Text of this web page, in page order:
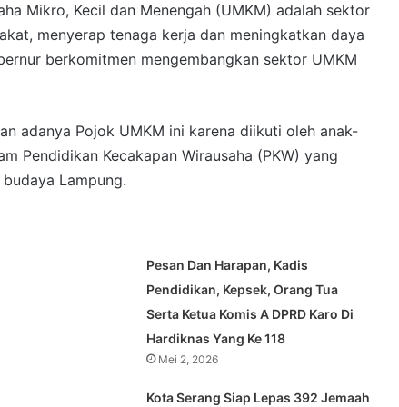
Mikro, Kecil dan Menengah (UMKM) adalah sektor
menyerap tenaga kerja dan meningkatkan daya
berkomitmen mengembangkan sektor UMKM
adanya Pojok UMKM ini karena diikuti oleh anak-
Pendidikan Kecakapan Wirausaha (PKW) yang
Lampung.
Pesan Dan Harapan, Kadis
Pendidikan, Kepsek, Orang Tua
Serta Ketua Komis A DPRD Karo Di
Hardiknas Yang Ke 118
Mei 2, 2026
Kota Serang Siap Lepas 392 Jemaah